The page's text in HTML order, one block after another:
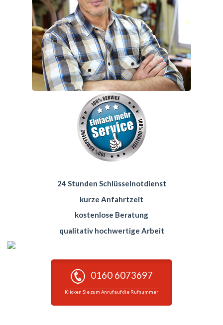
24 Stunden Schlüsselnotdienst
kurze Anfahrtzeit
kostenlose Beratung
qualitativ hochwertige Arbeit
0160 6073697
Klicken Sie zum Anruf auf die Rufnummer